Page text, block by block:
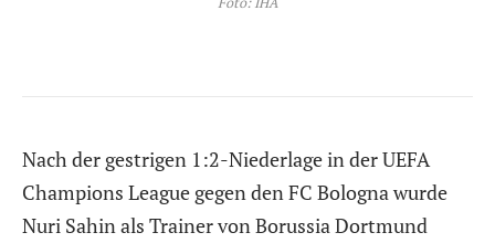
Nach der gestrigen 1:2-Niederlage in der UEFA
Champions League gegen den FC Bologna wurde
Nuri Sahin als Trainer von Borussia Dortmund